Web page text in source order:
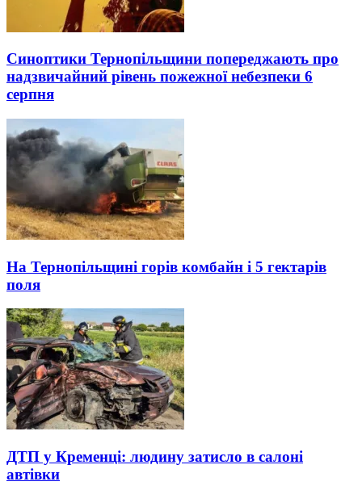
Синоптики Тернопільщини попереджають про
надзвичайний рівень пожежної небезпеки 6
серпня
На Тернопільщині горів комбайн і 5 гектарів
поля
ДТП у Кременці: людину затисло в салоні
автівки